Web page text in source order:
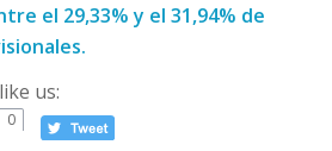
el 29,33% y el 31,94% de
us:
0